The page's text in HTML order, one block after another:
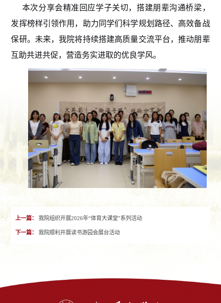
本次分享会精准回应学子关切，搭建朋辈沟通桥梁，
发挥榜样引领作用，助力同学们科学规划路径、高效备战
保研。未来，我院将持续搭建高质量交流平台，推动朋辈
互助共进共促，营造务实进取的优良学风。
上一篇： 我院组织开展2026年“体育大课堂”系列活动
下一篇： 我院顺利开展读书游园会展台活动